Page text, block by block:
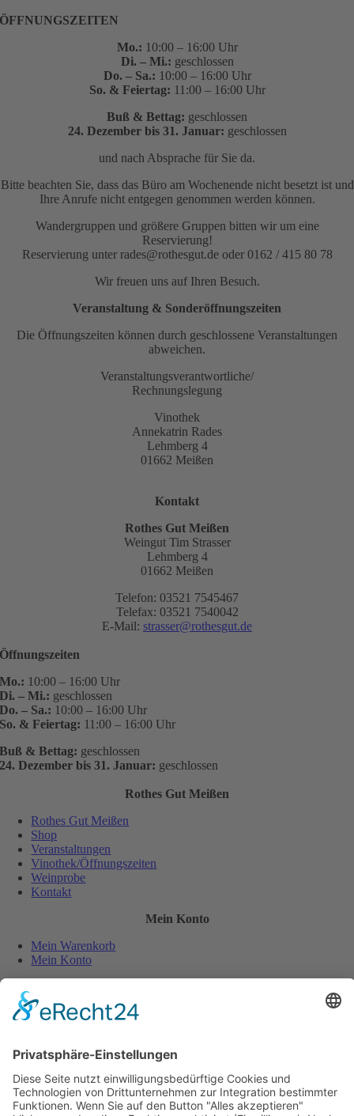
ÖFFNUNGSZEITEN
Mo.: 10:00 – 16:00 Uhr
Di. – Mi.: geschlossen
Do. – Sa.: 10:00 – 16:00 Uhr
So. & Feiertag: 11:00 – 16:00 Uhr
Buß & Bettag: geschlossen
24. Dezember bis 31. Januar: geschlossen
und nach Absprache für Sie da.
Bitte beachten Sie, dass das Büro am Wochenende nicht besetzt ist und
Ihre Anrufe nicht entgegen genommen werden können.
Wandergruppen und größere Gruppen bitten wir um eine
Reservierung!
Reservierung unter rades@rothesgut.de oder 0162 / 415 80 78
Wir freuen uns auf Ihren Besuch.
Veranstaltung & Sonderöffnungszeiten
Die Öffnungszeiten können durch geschlossene Veranstaltungen
abweichen.
Veranstaltungsverantwortliche/
Rechnungslegung
Vinothek
Annekatrin Rades
Lehmberg 4
01662 Meißen
Kontakt
Rothes Gut Meißen
Weingut Tim Strasser
Lehmberg 4
01662 Meißen
Telefon: 03521 7545467
Telefax: 03521 7540042
E-Mail: strasser@rothesgut.de
Öffnungszeiten
Mo.: 10:00 – 16:00 Uhr
Di. – Mi.: geschlossen
Do. – Sa.: 10:00 – 16:00 Uhr
So. & Feiertag: 11:00 – 16:00 Uhr
Buß & Bettag: geschlossen
24. Dezember bis 31. Januar: geschlossen
Rothes Gut Meißen
Rothes Gut Meißen
Shop
Veranstaltungen
Vinothek/Öffnungszeiten
Weinprobe
Kontakt
Mein Konto
Mein Warenkorb
Mein Konto
Wiederverkäufer
Wein Exposé
Folgen Sie uns auch auf: